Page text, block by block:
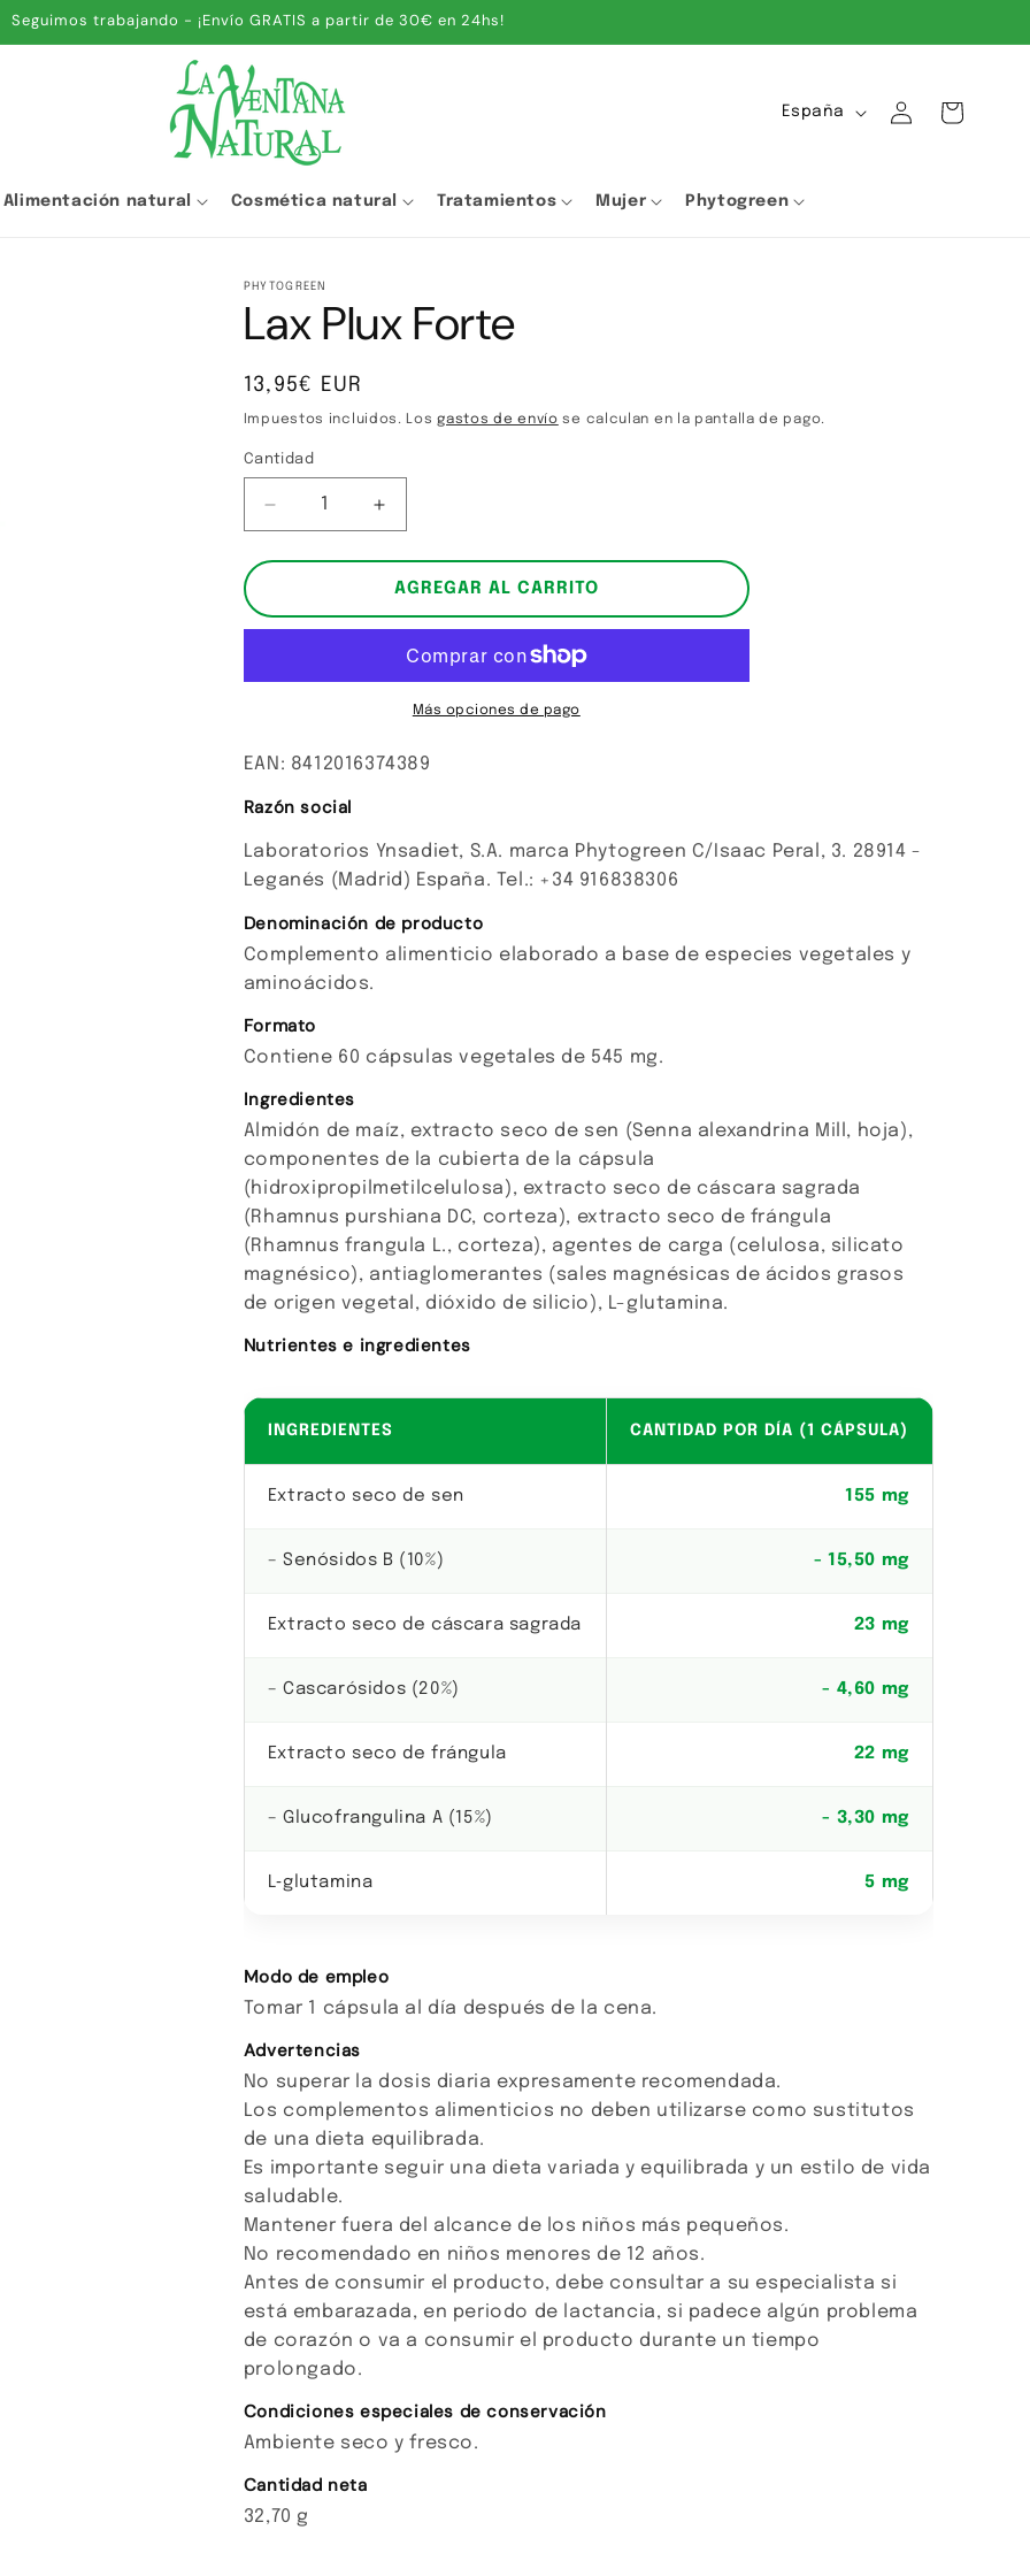
Seguimos trabajando - ¡Envío GRATIS a partir de 30€ en 24hs!
Alimentación natural Cosmética natural Tratamientos Mujer Phytogreen
P
s
ó
España
sesión
Carrito
PHYTOGREEN
Lax Plux Forte
Precio
habitual
13,95€ EUR
Impuestos incluidos. Losgastos de envío se calculan en la pantalla de pago.
Cantidad
Cantidad
Reducir
cantidad
para
Plux
Forte
Aumentar
cantidad
para
Lax
Plux
Forte
AGREGAR AL CARRITO
Más opciones de pago
EAN: 8412016374389
Razón social
Laboratorios Ynsadiet, S.A. marca Phytogreen C/Isaac Peral, 3. 28914 -
Leganés (Madrid) España. Tel.: +34 916838306
Denominación de producto
Complemento alimenticio elaborado a base de especies vegetales y
aminoácidos.
Formato
Contiene 60 cápsulas vegetales de 545 mg.
Ingredientes
Almidón de maíz, extracto seco de sen (Senna alexandrina Mill, hoja),
componentes de la cubierta de la cápsula
(hidroxipropilmetilcelulosa), extracto seco de cáscara sagrada
(Rhamnus purshiana DC, corteza), extracto seco de frángula
(Rhamnus frangula L., corteza), agentes de carga (celulosa, silicato
magnésico), antiaglomerantes (sales magnésicas de ácidos grasos
de origen vegetal, dióxido de silicio), L-glutamina.
Nutrientes e ingredientes
INGREDIENTES CANTIDAD POR DÍA (1 CÁPSULA)
Extracto seco de sen 155 mg
– Senósidos B (10%) - 15,50 mg
Extracto seco de cáscara sagrada 23 mg
– Cascarósidos (20%) - 4,60 mg
Extracto seco de frángula 22 mg
– Glucofrangulina A (15%) - 3,30 mg
L‑glutamina 5 mg
Modo de empleo
Tomar 1 cápsula al día después de la cena.
Advertencias
No superar la dosis diaria expresamente recomendada.
Los complementos alimenticios no deben utilizarse como sustitutos
de una dieta equilibrada.
Es importante seguir una dieta variada y equilibrada y un estilo de vida
saludable.
Mantener fuera del alcance de los niños más pequeños.
No recomendado en niños menores de 12 años.
Antes de consumir el producto, debe consultar a su especialista si
está embarazada, en periodo de lactancia, si padece algún problema
de corazón o va a consumir el producto durante un tiempo
prolongado.
Condiciones especiales de conservación
Ambiente seco y fresco.
Cantidad neta
32,70 g